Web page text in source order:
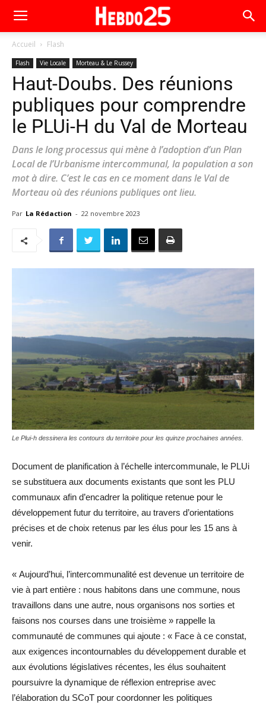
Accueil Flash
Flash Vie Locale Morteau & Le Russey
Haut-Doubs. Des réunions
publiques pour comprendre
le PLUi-H du Val de Morteau
Dans le long processus qui mène à l’adoption d’un Plan
Local de l’Urbanisme intercommunal, la population a son
mot à dire. C’est le cas en ce moment dans le Val de
Morteau où des réunions publiques ont lieu.
Par La Rédaction - 22 novembre 2023
Le Plui-h dessinera les contours du territoire pour les quinze prochaines années.
Document de planification à l’échelle intercommunale, le PLUi
se substituera aux documents existants que sont les PLU
communaux afin d’encadrer la politique retenue pour le
développement futur du territoire, au travers d’orientations
précises et de choix retenus par les élus pour les 15 ans à
venir.
« Aujourd’hui, l’intercommunalité est devenue un territoire de
vie à part entière : nous habitons dans une commune, nous
travaillons dans une autre, nous organisons nos sorties et
faisons nos courses dans une troisième » rappelle la
communauté de communes qui ajoute : « Face à ce constat,
aux exigences incontournables du développement durable et
aux évolutions législatives récentes, les élus souhaitent
poursuivre la dynamique de réflexion entreprise avec
l’élaboration du SCoT pour coordonner les politiques